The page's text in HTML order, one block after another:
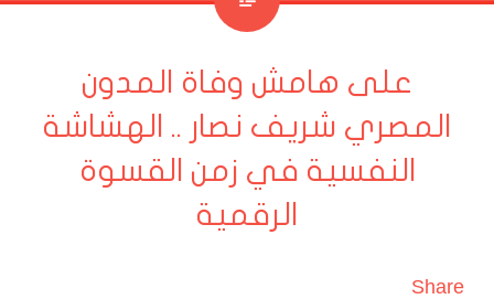
على هامش وفاة المدون
المصري شريف نصار .. الهشاشة
النفسية في زمن القسوة
الرقمية
Share